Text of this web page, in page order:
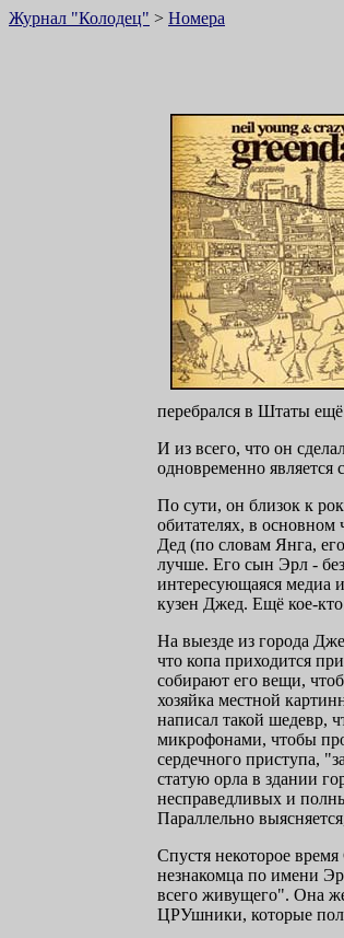
Журнал "Колодец" > Номера
перебрался в Штаты ещё
И из всего, что он
одновременно
По сути, он близок к
обитателях, в
Дед (по словам Янга,
лучше. Его сын Эрл -
интересующаяся медиа
кузен Джед. Ещё кое-
На выезде из города
что копа приходится
собирают его вещи,
хозяйка местной
написал такой шедевр,
микрофонами, чтобы
сердечного приступа,
статую орла в здании
несправедливых и
Параллельно
Спустя некоторое
незнакомца по имени
всего живущего". Она
ЦРУшники, которые